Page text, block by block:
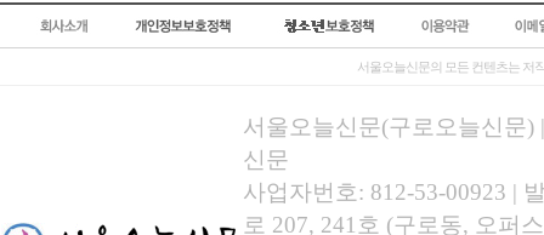
서울오늘신문의 모든 컨텐츠는 저
서울오늘신문(구로오늘신문)
신문
사업자번호: 812-53-00923 |
로 207, 241호 (구로동, 오퍼